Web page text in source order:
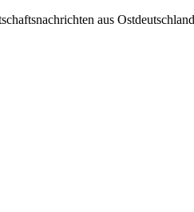
Skip
aus